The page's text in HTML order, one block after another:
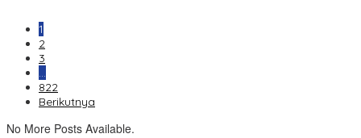
1
2
3
…
822
Berikutnya
No More Posts Available.